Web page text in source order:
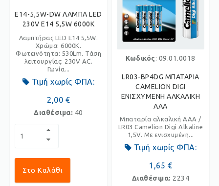
E14-5,5W-DW ΛΑΜΠΑ LED
230V Ε14 5,5W 6000K
Λαμπτήρας LED E14 5,5W.
Χρώμα: 6000K.
Φωτεινότητα: 530Lm. Τάση
λειτουργίας: 230V AC.
Γωνία...
Τιμή χωρίς ΦΠΑ:
2,00 €
Διαθέσιμα: 40
Στο Καλάθι
Κωδικός: 09.01.0018
LR03-BP4DG ΜΠΑΤΑΡΙΑ
CAMELION DIGI
ΕΝΙΣΧΥΜΕΝΗ ΑΛΚΑΛΙΚΗ
AAA
Μπαταρία αλκαλική AAA /
LR03 Camelion Digi Alkaline
1,5V. Με ενισχυμένη...
Τιμή χωρίς ΦΠΑ:
1,65 €
Διαθέσιμα: 2234